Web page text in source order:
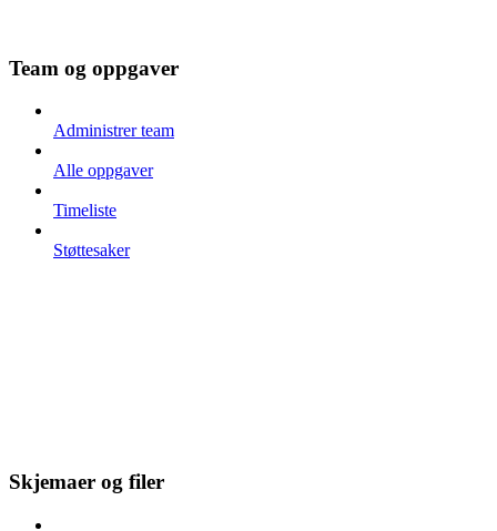
Team og oppgaver
Administrer team
Alle oppgaver
Timeliste
Støttesaker
Skjemaer og filer